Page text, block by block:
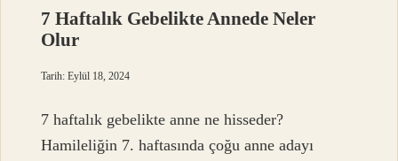
7 Haftalık Gebelikte Annede Neler
Olur
Tarih: Eylül 18, 2024
7 haftalık gebelikte anne ne hisseder?
Hamileliğin 7. haftasında çoğu anne adayı